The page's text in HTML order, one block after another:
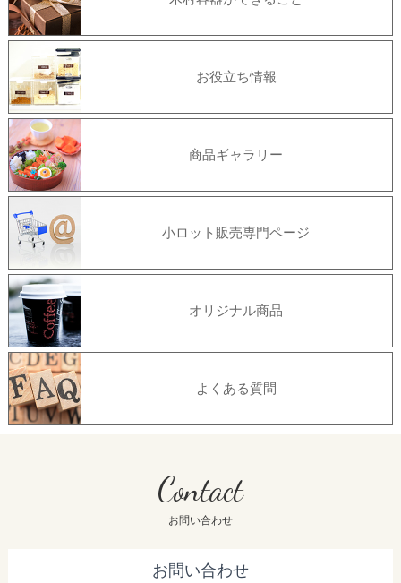
お役立ち情報
商品ギャラリー
小ロット販売専門ページ
オリジナル商品
よくある質問
Contact
お問い合わせ
お問い合わせ